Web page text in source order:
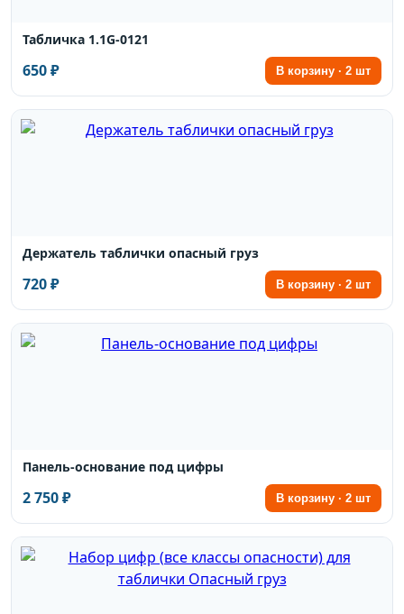
Табличка 1.1G-0121
650 ₽ В корзину · 2 шт
Держатель таблички опасный груз
720 ₽ В корзину · 2 шт
Панель-основание под цифры
2 750 ₽ В корзину · 2 шт